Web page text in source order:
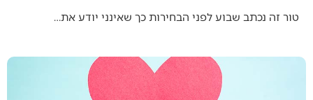
טור זה נכתב שבוע לפני הבחירות כך שאינני יודע את…